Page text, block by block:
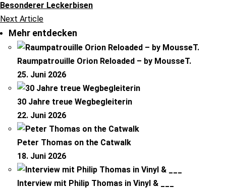
Besonderer Leckerbisen
Next Article
Mehr entdecken
Raumpatrouille Orion Reloaded – by MousseT.
25. Juni 2026
30 Jahre treue Wegbegleiterin
22. Juni 2026
Peter Thomas on the Catwalk
18. Juni 2026
Interview mit Philip Thomas in Vinyl & ___